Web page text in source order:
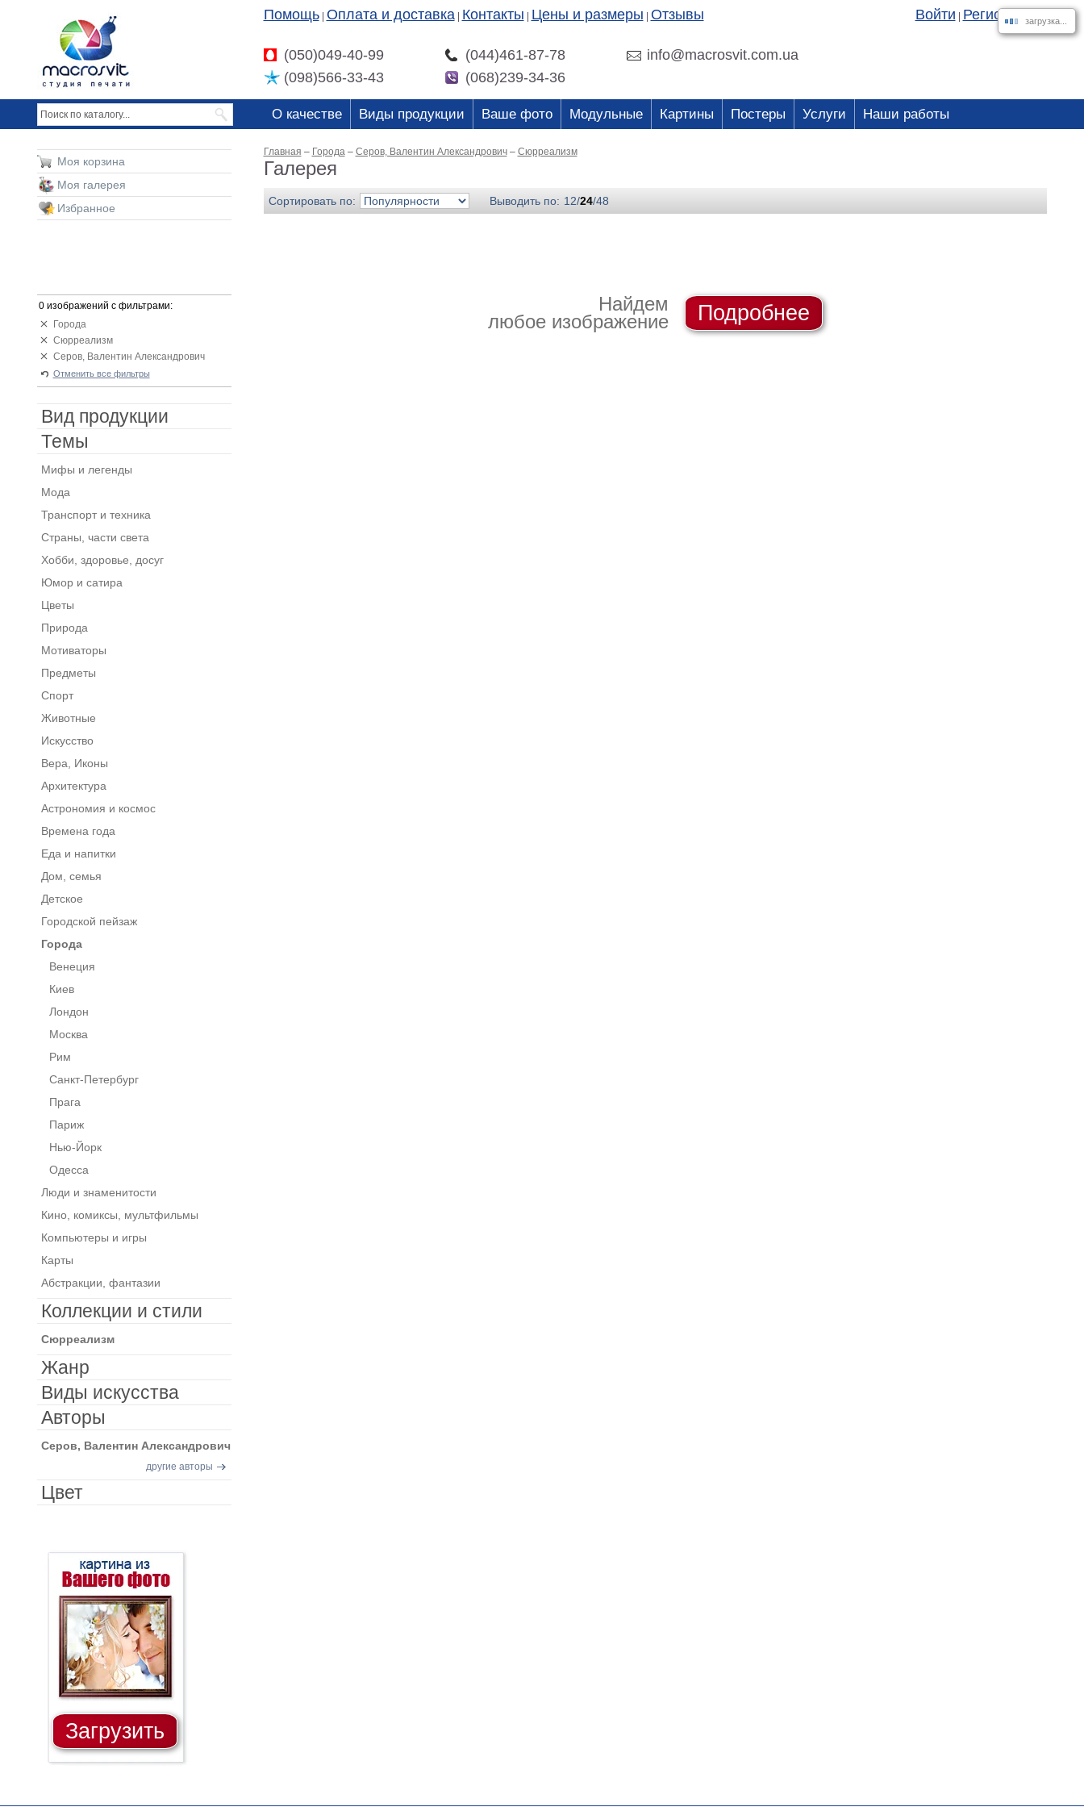
Помощь Оплата и доставка Контакты Цены и размеры Отзывы Войти Регистрация
(050)049-40-99 (044)461-87-78
info@macrosvit.com.ua
(098)566-33-43
(068)239-34-36
О качестве Виды продукции Ваше фото Модульные Картины Постеры Услуги Наши работы
Главная – Города – Серов, Валентин Александрович – Сюрреализм
Галерея
Сортировать по: Выводить по: 12/24/48
Найдем
любое изображение
Подробнее
Моя корзина
Моя галерея
Избранное
0 изображений с фильтрами:
Города
Сюрреализм
Серов, Валентин Александрович
Отменить все фильтры
Вид продукции
Темы
Мифы и легенды
Мода
Транспорт и техника
Страны, части света
Хобби, здоровье, досуг
Юмор и сатира
Цветы
Природа
Мотиваторы
Предметы
Спорт
Животные
Искусство
Вера, Иконы
Архитектура
Астрономия и космос
Времена года
Еда и напитки
Дом, семья
Детское
Городской пейзаж
Города
Венеция
Киев
Лондон
Москва
Рим
Санкт-Петербург
Прага
Париж
Нью-Йорк
Одесса
Люди и знаменитости
Кино, комиксы, мультфильмы
Компьютеры и игры
Карты
Абстракции, фантазии
Коллекции и стили
Сюрреализм
Жанр
Виды искусства
Авторы
Серов, Валентин Александрович
другие авторы
Цвет
Загрузить
загрузка...